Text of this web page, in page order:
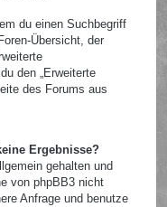
du einen Suchbegriff
Übersicht, der
den „Erweiterte
des Forums aus
Ergebnisse?
gehalten und
von phpBB3 nicht
Anfrage und benutze